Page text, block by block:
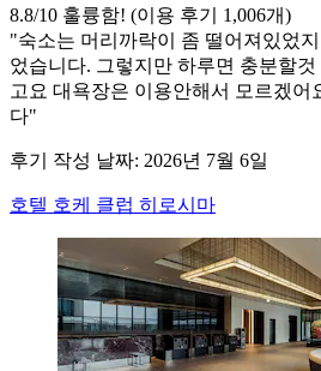
8.8/10 훌륭함! (이용 후기 1,006개)
"숙소는 머리까락이 좀 떨어져있었
었습니다. 그렇지만 하루면 충분할
고요 대욕장은 이용안해서 모르겠어
다"
후기 작성 날짜: 2026년 7월 6일
호텔 호케 클럽 히로시마